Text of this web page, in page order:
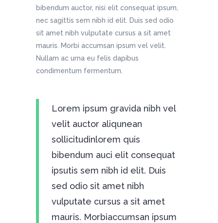
bibendum auctor, nisi elit consequat ipsum,
nec sagittis sem nibh id elit. Duis sed odio
sit amet nibh vulputate cursus a sit amet
mauris. Morbi accumsan ipsum vel velit.
Nullam ac urna eu felis dapibus
condimentum fermentum.
Lorem ipsum gravida nibh vel
velit auctor aliqunean
sollicitudinlorem quis
bibendum auci elit consequat
ipsutis sem nibh id elit. Duis
sed odio sit amet nibh
vulputate cursus a sit amet
mauris. Morbiaccumsan ipsum